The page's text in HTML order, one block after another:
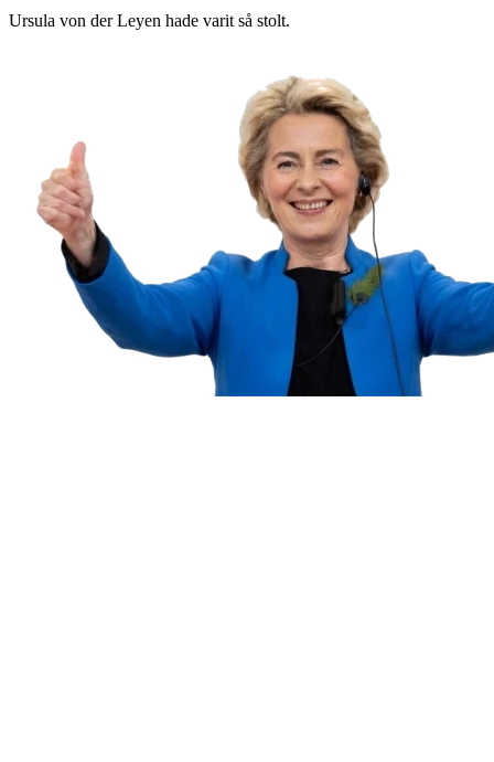
Ursula von der Leyen hade varit så stolt.